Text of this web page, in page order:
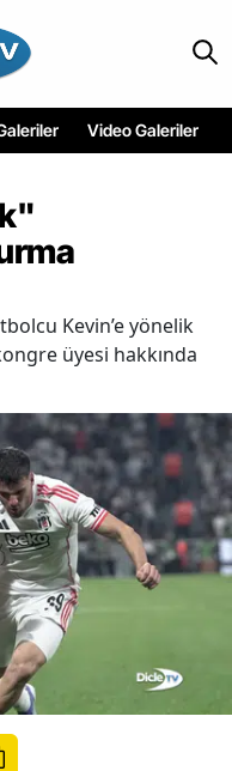
Video Galeriler
Kevin’e yönelik
üyesi hakkında